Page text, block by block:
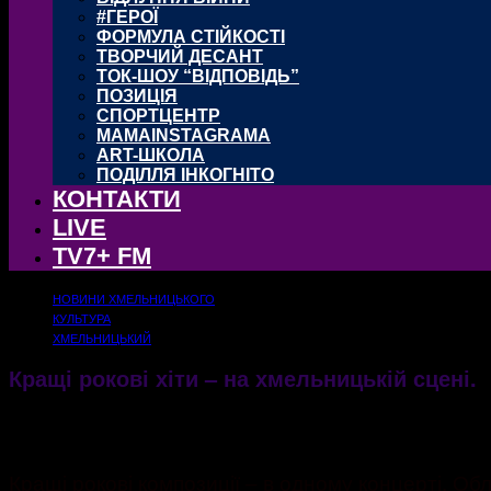
#ГЕРОЇ
ФОРМУЛА СТІЙКОСТІ
ТВОРЧИЙ ДЕСАНТ
ТОК-ШОУ “ВІДПОВІДЬ”
ПОЗИЦІЯ
СПОРТЦЕНТР
MAMAINSTAGRAMA
ART-ШКОЛА
ПОДІЛЛЯ ІНКОГНІТО
КОНТАКТИ
LIVE
TV7+ FM
НОВИНИ ХМЕЛЬНИЦЬКОГО
КУЛЬТУРА
ХМЕЛЬНИЦЬКИЙ
Кращі рокові хіти – на хмельницькій сцені.